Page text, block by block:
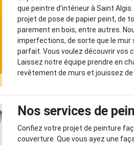
que peintre d’intérieur à Saint
projet de pose de papier peint, de
parement en bois, entre autres.
imperfections, de sorte que le mur
parfait. Vous voulez découvrir vos
Laissez notre équipe prendre en
revêtement de murs et jouissez
Nos services de
Confiez votre projet de peinture
couverture. Que vous ayez une